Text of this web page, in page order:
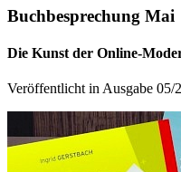
Buchbesprechung Mai
Die Kunst der Online-
Veröffentlicht in Ausgabe 05/